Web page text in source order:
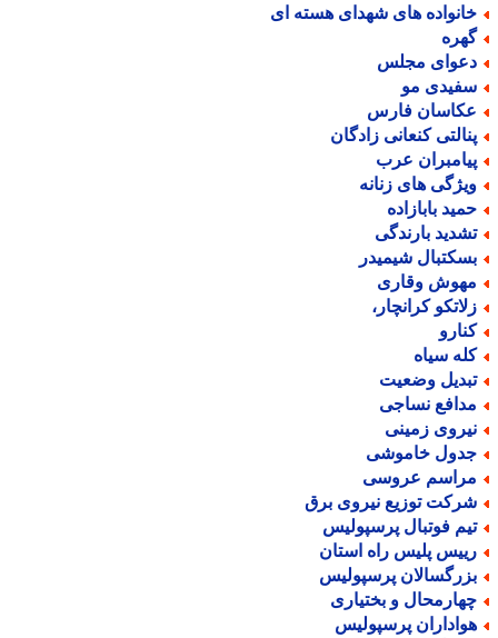
های شهدای هسته ای
مجلس
مو
فارس
کنعانی زادگان
عرب
های زنانه
بابازاده
بارندگی
شیمیدر
وقاری
کرانچار،
سیاه
وضعیت
نساجی
زمینی
خاموشی
عروسی
توزیع نیروی برق
فوتبال پرسپولیس
پلیس راه استان
پرسپولیس
و بختیاری
پرسپولیس